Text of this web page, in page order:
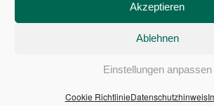
Akzeptieren
Ablehnen
Einstellungen anpassen
Cookie RichtlinieDatenschutzhinweis
1,601
ZINSEN
PRO SEKUNDE